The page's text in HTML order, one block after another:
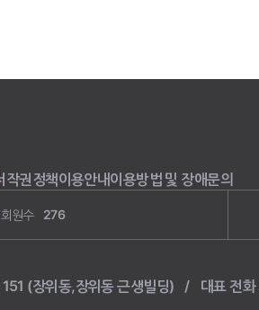
작권정책이용안내이용방법 및 장애문의
회원수 276
(장위동,장위동 근생빌딩) 대표 전화